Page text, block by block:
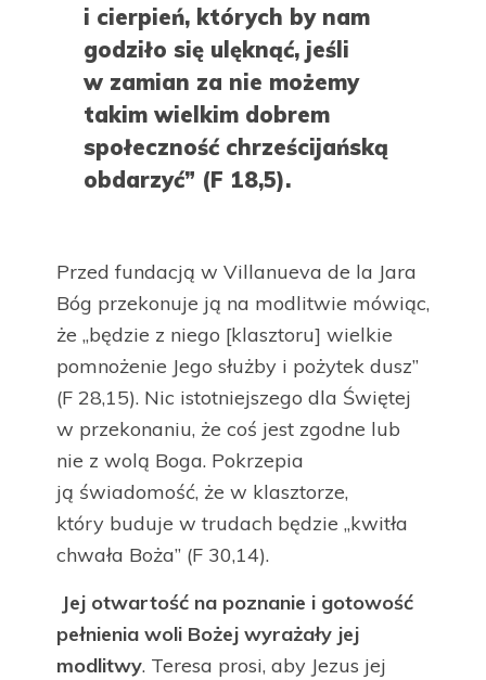
i cierpień, których by nam
godziło się ulęknąć, jeśli
w zamian za nie możemy
takim wielkim dobrem
społeczność chrześcijańską
obdarzyć” (F 18,5).
Przed fundacją w Villanueva de la Jara
Bóg przekonuje ją na modlitwie mówiąc,
że „będzie z niego [klasztoru] wielkie
pomnożenie Jego służby i pożytek dusz”
(F 28,15). Nic istotniejszego dla Świętej
w przekonaniu, że coś jest zgodne lub
nie z wolą Boga. Pokrzepia
ją świadomość, że w klasztorze,
który buduje w trudach będzie „kwitła
chwała Boża” (F 30,14).
Jej otwartość na poznanie i gotowość
pełnienia woli Bożej wyrażały jej
modlitwy. Teresa prosi, aby Jezus jej